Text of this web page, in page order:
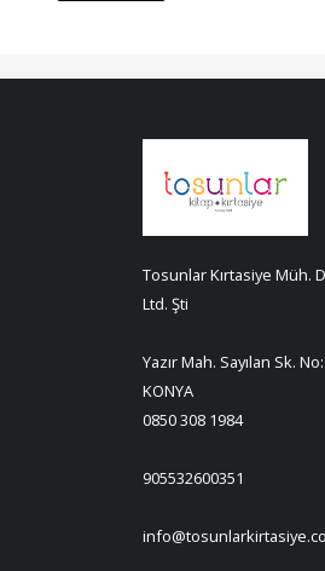
Tosunlar Kırtasiye Müh.
Ltd. Şti
Yazır Mah. Sayılan Sk.
KONYA
0850 308 1984
905532600351